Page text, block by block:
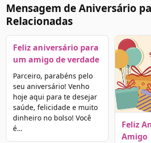
Mensagem de Aniversário
Relacionadas
Feliz aniversário para
um amigo de verdade
Parceiro, parabéns pelo
seu aniversário! Venho
hoje aqui para te desejar
saúde, felicidade e muito
dinheiro no bolso! Você
é…
Feliz
Amigo